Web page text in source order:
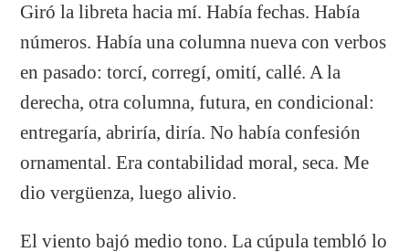
Giró la libreta hacia mí. Había fechas. Había
números. Había una columna nueva con verbos
en pasado: torcí, corregí, omití, callé. A la
derecha, otra columna, futura, en condicional:
entregaría, abriría, diría. No había confesión
ornamental. Era contabilidad moral, seca. Me
dio vergüenza, luego alivio.
El viento bajó medio tono. La cúpula tembló lo